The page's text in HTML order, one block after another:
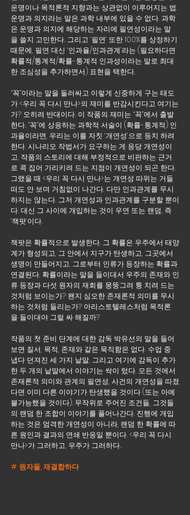
운명이나 목적론적 지향과는 상관없이 이루어지는 법.
운명과 의지라는 말은 과학 내부에 있을 수 없다. 과학
은 운명과 의지에 해당하는 자리에 필연성이라는 말
을 쓸지 고민한다. 그리고 ‘필연’ 또한 100%를 상정하기
때문에, 필연 대신 ‘인과율/인과관계’라는 (필요하다면
확률적/통계적/확률-통계적 인과성이라는 말로 최대
한 조심성을 추가하면서) 표현을 택한다.
“꼭”이라는 말을 둘러싸고 이렇게 신중하게 구는 태도
가 <우리 꼭 다시 만나>의 재미를 반감시킨다고 여기는
가? 오히려 반대이다. 이 작품의 재미는 “꼭”에서 출발
한다. “꼭”에 상응하는 과학적 서술이 (확률-통계적) 인
과율이라면, 우리는 이를 자칫 ‘개연성’으로 등치 하려
한다. 시나리오 작법서가 요구하는 게 응당 개연성이
고, 작품의 스토리에 대해 부정적으로 비판하는 근거
로 콕 집어 가리키려 드는 지점이 개연성이 되곤 한다.
그랬을 때 <우리 꼭 다시 만나>는 개연성 따위는 거들
떠도 안 보며 거침없이 나간다. 다만 인과관계를 무시
하지는 않는다. 그저 개연성과 인과관계를 구분할 뿐이
다. 대신 그 사이에 개입하는 것이 우연 또는 랜덤, 즉
‘잭팟’이다.
잭팟은 확률적으로 발생한다. 그 확률은 우주에서 태양
계가 형성되고, 그 안에서 지구가 탄생하고, 그곳에서
생명이 만들어지고, 그로부터 인류가 등장하는 확률과
연결된다. 확률이라는 말을 들이대서 우주의 존재와 인
류 등장과 다섯 원자의 재회를 뭉뚱그려 퉁 치려 드는
것처럼 보이는가? 왠지 심오한 존재론적 의미를 무시
하는 것처럼 들리는가? 아리스토텔레스처럼 목적론
을 들이대야 그럴 싸 해질까?
작품의 첫 준비 단계에 대한 감독 박유선의 말을 들어
보면 질서, 목적, 존재와 같은 묵직함은 없다. 수업 중
냅다 던져진 세 가지 낱말, 그리고 여기에 감독이 추가
한 두 개의 낱말에서 이야기는 싹이 텄다. 모든 것에서
존재론적 의미와 관계의 필연성, 사건의 개연성을 따졌
다면 이미 다른 이야기가 탄생했을 것이다 (또는 아예
불가능했을 것이다). 무작위로 주어진 조건들, 그것들
의 랜덤 한 조합이 이야기를 풀어나간다. 진행에 개입
하는 것은 엄격한 개연성이 아니라, 랜덤 한 확률에 따
른 원인과 결과의 연쇄 반응일 뿐이다. <우리 꼭 다시
만나>가 그러하고, 우주가 그러하다.
# 원자들, 재결합하다